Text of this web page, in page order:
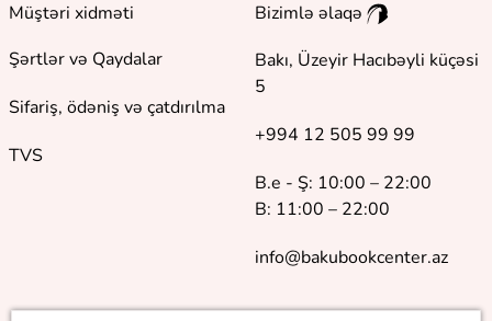
Müştəri xidməti
Şərtlər və Qaydalar
Sifariş, ödəniş və çatdırılma
TVS
Bizimlə əlaqə
Bakı, Üzeyir Hacıbəyli küçəsi
5
+994 12 505 99 99
B.e - Ş: 10:00 – 22:00
B: 11:00 – 22:00
info@bakubookcenter.az